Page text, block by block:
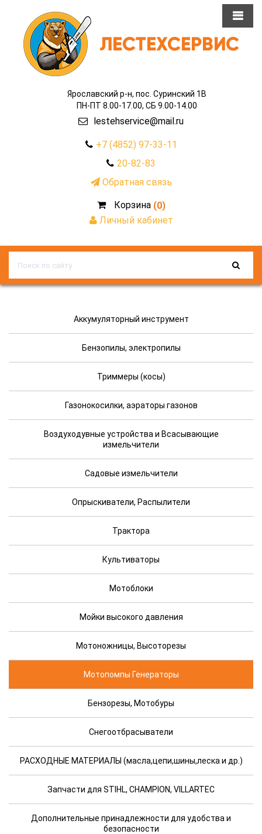
Ярославский р-н, пос. Суринский 1В
ПН-ПТ 8.00-17.00, СБ 9.00-14.00
lestehservice@mail.ru
+7 (4852) 97-33-11
20-82-83
Обратная связь
Корзина (0)
Личный кабинет
Аккумуляторный инструмент
Бензопилы, электропилы
Триммеры (косы)
Газонокосилки, аэраторы газонов
Воздуходувные устройства и Всасывающие
измельчители
Садовые измельчители
Опрыскиватели, Распылители
Трактора
Культиваторы
Мотоблоки
Мойки высокого давления
Мотоножницы, Высоторезы
Мотопомпы Генераторы
Бензорезы, Мотобуры
Снегоотбрасыватели
РАСХОДНЫЕ МАТЕРИАЛЫ (масла,цепи,шины,леска и др.)
Запчасти для STIHL, CHAMPION, VILLARTEC
Дополнительные принадлежности для удобства и
безопасности